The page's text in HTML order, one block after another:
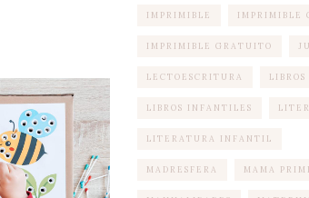
IMPRIMIBLE IMPRIMIBLE
IMPRIMIBLE GRATUITO
LECTOESCRITURA LIBROS
LIBROS INFANTILES
LITERATURA INFANTIL
MADRESFERA MAMA